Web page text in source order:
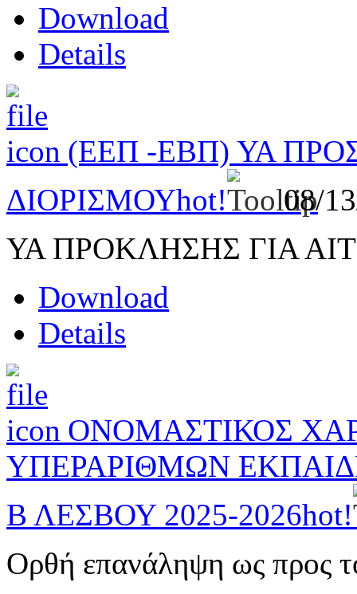
Download
Details
(ΕΕΠ -ΕΒΠ) ΥΑ
ΔΙΟΡΙΣΜΟΥhot!
08/
ΥΑ ΠΡΟΚΛΗΣΗΣ ΓΙΑ
Download
Details
ΟΝΟΜΑΣΤΙΚΟΣ
ΥΠΕΡΑΡΙΘΜΩΝ
Β ΛΕΣΒΟΥ 2025-2026hot!
Ορθή επανάληψη ως προς